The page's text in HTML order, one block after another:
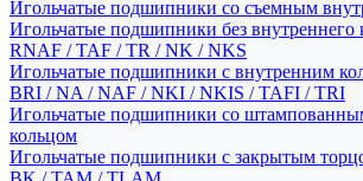
Игольчатые подшипники со съемным
Игольчатые подшипники без внутреннего
RNAF / TAF / TR / NK / NKS
Игольчатые подшипники с внутренним
BRI / NA / NAF / NKI / NKIS / TAFI / TRI
Игольчатые подшипники со
кольцом
Игольчатые подшипники с закрытым